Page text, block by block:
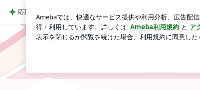
応募したい当たった事のないパーティ